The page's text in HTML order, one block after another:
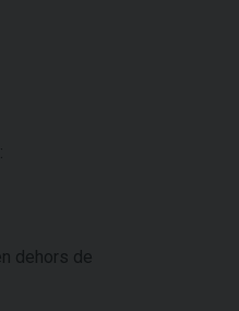
dehors de